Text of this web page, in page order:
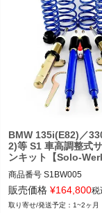
BMW 135i(E82)／
2)等 S1 車高調整式
ンキット【Solo-
商品番号 S1BW005
S1BW005
販売価格 ¥164,800税
1~2ヶ月